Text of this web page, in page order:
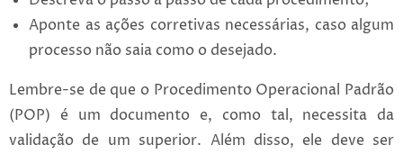
Aponte as ações corretivas necessárias, caso algum
processo não saia como o desejado.
Lembre-se de que o Procedimento Operacional Padrão
(POP) é um documento e, como tal, necessita da
validação de um superior. Além disso, ele deve ser